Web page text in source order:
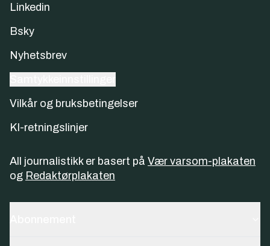
Linkedin
Bsky
Nyhetsbrev
Vilkår og bruksbetingelser
KI-retningslinjer
All journalistikk er basert på Vær varsom-plakaten
og Redaktørplakaten